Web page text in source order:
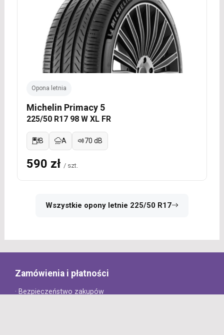
Opona letnia
Michelin Primacy 5
225/50 R17 98 W XL FR
B A 70 dB
590 zł / szt.
Wszystkie opony letnie 225/50 R17
Zamówienia i płatności
· Bezpieczeństwo zakupów